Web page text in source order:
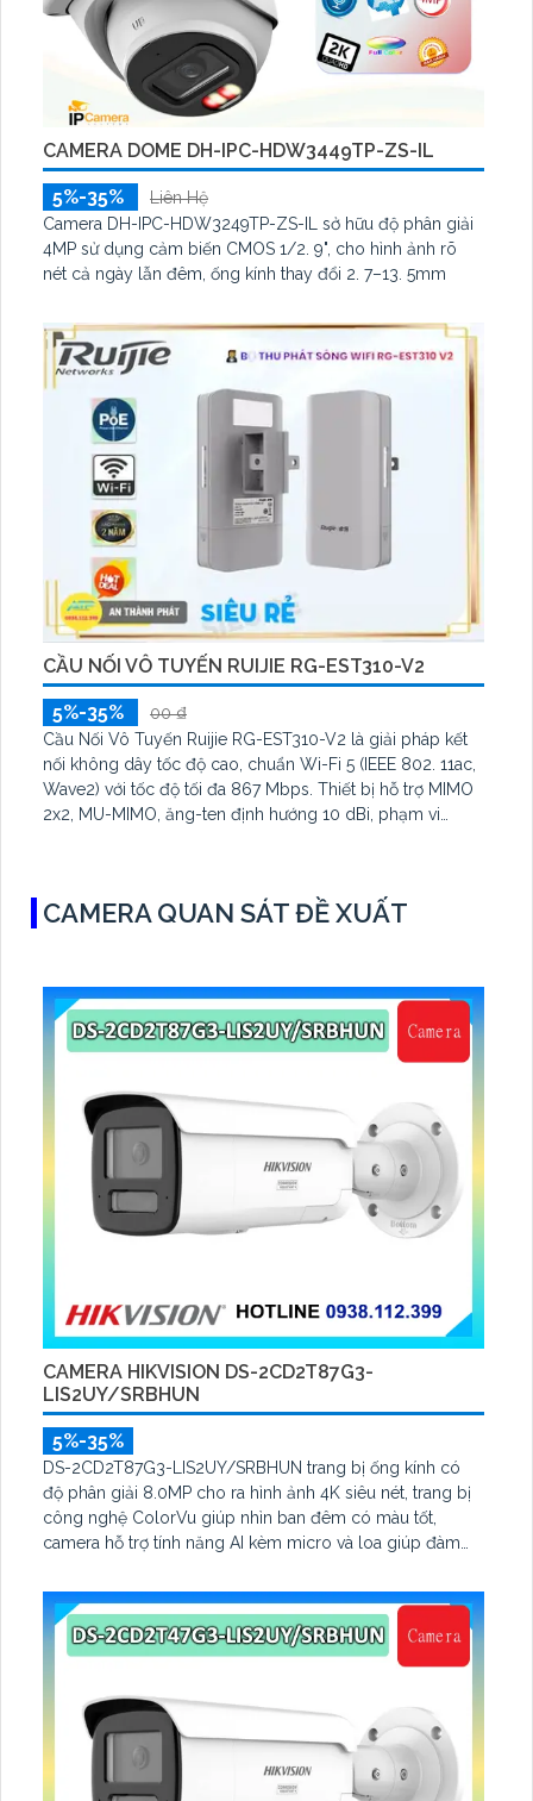
CAMERA DOME DH-IPC-HDW3449TP-ZS-IL
5%-35%
Liên Hệ
Camera DH-IPC-HDW3249TP-ZS-IL sở hữu độ phân giải
4MP sử dụng cảm biến CMOS 1/2. 9", cho hình ảnh rõ
nét cả ngày lẫn đêm, ống kính thay đổi 2. 7–13. 5mm
CẦU NỐI VÔ TUYẾN RUIJIE RG-EST310-V2
5%-35%
00 ₫
Cầu Nối Vô Tuyến Ruijie RG-EST310-V2 là giải pháp kết
nối không dây tốc độ cao, chuẩn Wi-Fi 5 (IEEE 802. 11ac,
Wave2) với tốc độ tối đa 867 Mbps. Thiết bị hỗ trợ MIMO
2x2, MU-MIMO, ăng-ten định hướng 10 dBi, phạm vi
CAMERA QUAN SÁT ĐỀ XUẤT
CAMERA HIKVISION DS-2CD2T87G3-
LIS2UY/SRBHUN
5%-35%
DS-2CD2T87G3-LIS2UY/SRBHUN trang bị ống kính có
độ phân giải 8.0MP cho ra hình ảnh 4K siêu nét, trang bị
công nghệ ColorVu giúp nhìn ban đêm có màu tốt,
camera hỗ trợ tính năng AI kèm micro và loa giúp đàm